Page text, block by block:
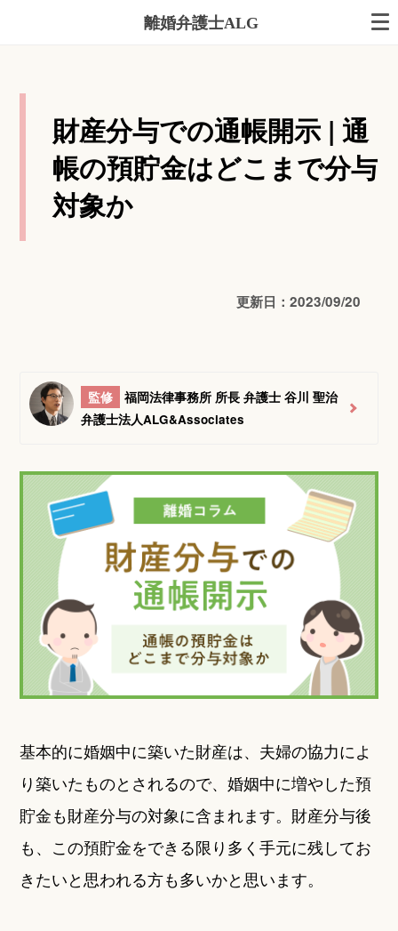
離婚弁護士ALG
財産分与での通帳開示 | 通
帳の預貯金はどこまで分与
対象か
更新日：2023/09/20
監修
福岡法律事務所 所長 弁護士 谷川 聖治
弁護士法人ALG&Associates
基本的に婚姻中に築いた財産は、夫婦の協力によ
り築いたものとされるので、婚姻中に増やした預
貯金も財産分与の対象に含まれます。財産分与後
も、この預貯金をできる限り多く手元に残してお
きたいと思われる方も多いかと思います。